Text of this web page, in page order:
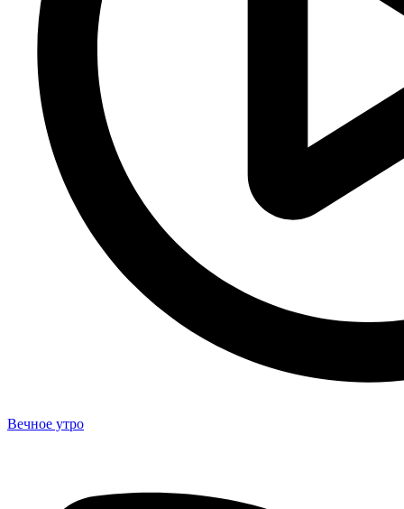
Вечное утро